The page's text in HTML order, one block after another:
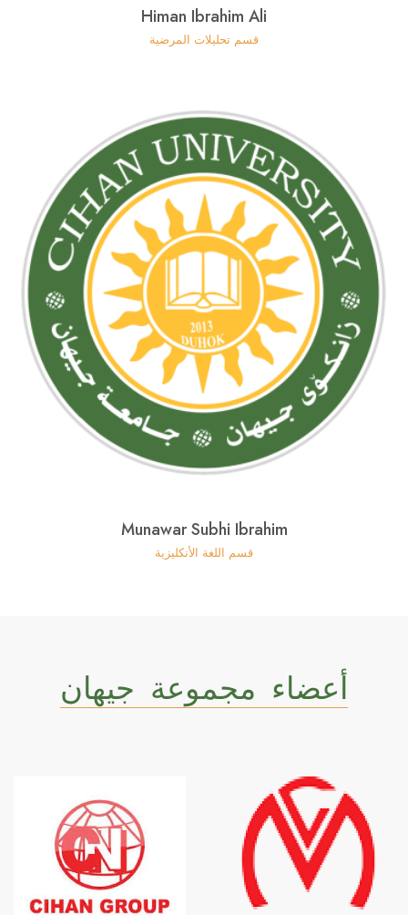
Himan Ibrahim Ali
قسم تحليلات المرضية
Munawar Subhi Ibrahim
قسم اللغة الأنكليزية
أعضاء مجموعة جيهان